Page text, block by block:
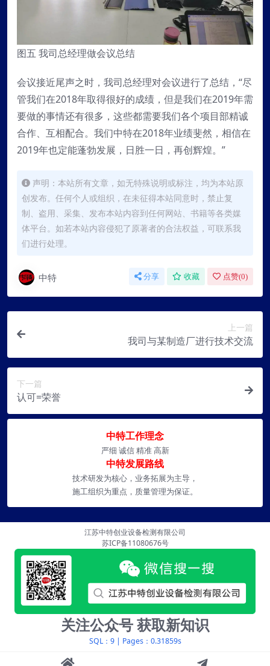
图五 我司总经理做会议总结
会议接近尾声之时，我司总经理对会议进行了总结，“尽
管我们在2018年取得很好的成绩，但是我们在2019年需
要做的事情还有很多，这些都需要我们各个项目部精诚
合作、互相配合。我们中特在2018年业绩斐然，相信在
2019年也定能蓬勃发展，日胜一日，再创辉煌。”
声明：本站所有文章，如无特殊说明或标注，均为本站原
创发布。任何个人或组织，在未征得本站同意时，禁止复
制、盗用、采集、发布本站内容到任何网站、书籍等各类媒
体平台。如若本站内容侵犯了原著者的合法权益，可联系我
们进行处理。
中特 分享 收藏 点赞(0)
上一篇
我司与某制造厂进行技术交流
下一篇
认可=荣誉
中特工作理念
严细 诚信 精准 高新
中特发展路线
技术研发为核心，业务拓展为主导，
施工组织为重点，质量管理为保证。
江苏中特创业设备检测有限公司
苏ICP备11080676号
关注公众号 获取新知识
SQL：9| Pages：0.31859s